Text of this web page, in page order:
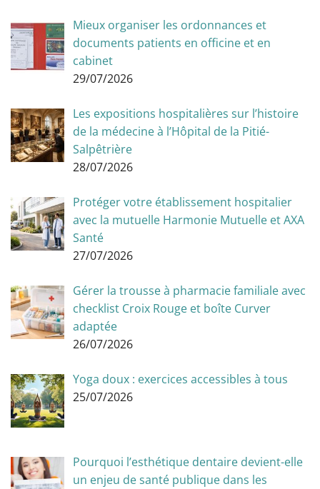
Mieux organiser les ordonnances et
documents patients en officine et en
cabinet
29/07/2026
Les expositions hospitalières sur l’histoire
de la médecine à l’Hôpital de la Pitié-
Salpêtrière
28/07/2026
Protéger votre établissement hospitalier
avec la mutuelle Harmonie Mutuelle et AXA
Santé
27/07/2026
Gérer la trousse à pharmacie familiale avec
checklist Croix Rouge et boîte Curver
adaptée
26/07/2026
Yoga doux : exercices accessibles à tous
25/07/2026
Pourquoi l’esthétique dentaire devient-elle
un enjeu de santé publique dans les